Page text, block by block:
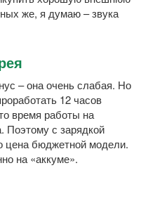
же, я думаю – звука
– она очень слабая. Но
12 часов
время работы на
Поэтому с зарядкой
цена бюджетной модели.
на «аккуме».